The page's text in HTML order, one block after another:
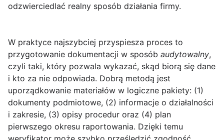
odzwierciedlać realny sposób działania firmy.
W praktyce najszybciej przyspiesza proces to
przygotowanie dokumentacji w sposób audytowalny,
czyli taki, który pozwala wykazać, skąd biorą się dane
i kto za nie odpowiada. Dobrą metodą jest
uporządkowanie materiałów w logiczne pakiety: (1)
dokumenty podmiotowe, (2) informacje o działalności
i zakresie, (3) opisy procedur oraz (4) plan
pierwszego okresu raportowania. Dzięki temu